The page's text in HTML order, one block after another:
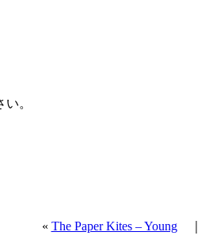
。
« The Paper Kites – Young｜